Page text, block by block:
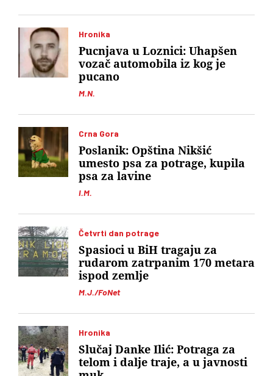
Hronika
M.N.
Pucnjava u Loznici: Uhapšen
vozač automobila iz kog je
pucano
Crna Gora
I.M.
Poslanik: Opština Nikšić
umesto psa za potrage, kupila
psa za lavine
Četvrti dan potrage
M.J./FoNet
Spasioci u BiH tragaju za
rudarom zatrpanim 170 metara
ispod zemlje
Hronika
Slučaj Danke Ilić: Potraga za
telom i dalje traje, a u javnosti